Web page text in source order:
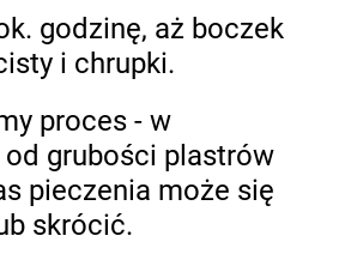
godzinę, aż boczek
i chrupki.
proces - w
grubości plastrów
pieczenia może się
skrócić.